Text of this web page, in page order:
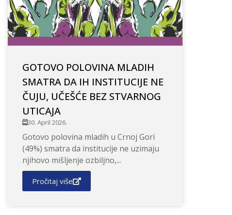
GOTOVO POLOVINA MLADIH
SMATRA DA IH INSTITUCIJE NE
ČUJU, UČEŠĆE BEZ STVARNOG
UTICAJA
30. April 2026.
Gotovo polovina mladih u Crnoj Gori
(49%) smatra da institucije ne uzimaju
njihovo mišljenje ozbiljno,...
Pročitaj više